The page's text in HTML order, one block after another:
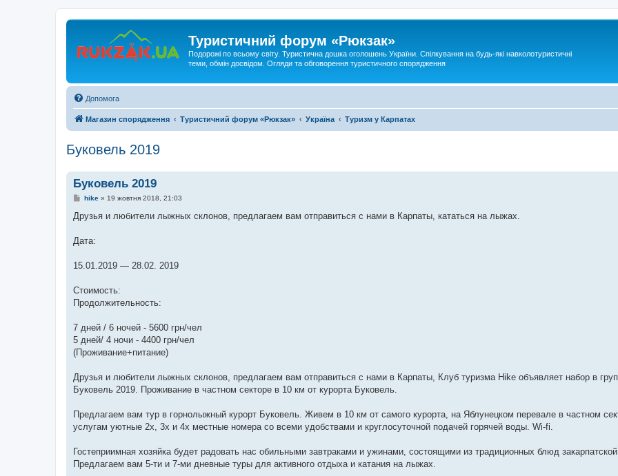
Туристичний форум «Рюкзак»
Подорожі по всьому світу. Туристична дошка оголошень України. Спілкування на будь-які навколотуристичні
теми, обмін досвідом. Огляди та обговорення туристичного спорядження
Допомога
Магазин спорядження Туристичний форум «Рюкзак» Україна Туризм у Карпатах
Буковель 2019
Буковель 2019
П
в
о
е
я
hike» 19 жовтня 2018, 21:03
Друзья и любители лыжных склонов, предлагаем вам отправиться с нами в Карпаты, кататься на лыжах.
Дата:
15.01.2019 — 28.02. 2019
Стоимость:
Продолжительность:
7 дней / 6 ночей - 5600 грн/чел
5 дней/ 4 ночи - 4400 грн/чел
(Проживание+питание)
Друзья и любители лыжных склонов, предлагаем вам отправиться с нами в Карпаты, Клуб туризма Hike объявляет набор в
Буковель 2019. Проживание в частном секторе в 10 км от курорта Буковель.
Предлагаем вам тур в горнолыжный курорт Буковель. Живем в 10 км от самого курорта, на Яблунецком перевале в частном
услугам уютные 2х, 3х и 4х местные номера со всеми удобствами и круглосуточной подачей горячей воды. Wi-fi.
Гостеприимная хозяйка будет радовать нас обильными завтраками и ужинами, состоящими из традиционных блюд
Предлагаем вам 5-ти и 7-ми дневные туры для активного отдыха и катания на лыжах.